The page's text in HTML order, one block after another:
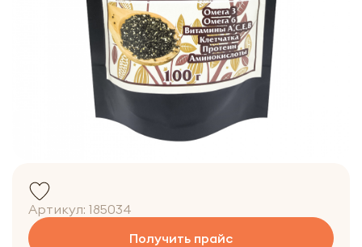
Артикул: 185034
Получить прайс